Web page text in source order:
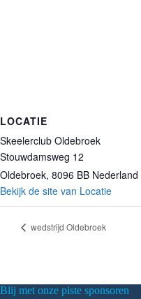
LOCATIE
Skeelerclub Oldebroek
Stouwdamsweg 12
Oldebroek, 8096 BB Nederland
Bekijk de site van Locatie
wedstrijd Oldebroek
Blij met onze piste sponsoren